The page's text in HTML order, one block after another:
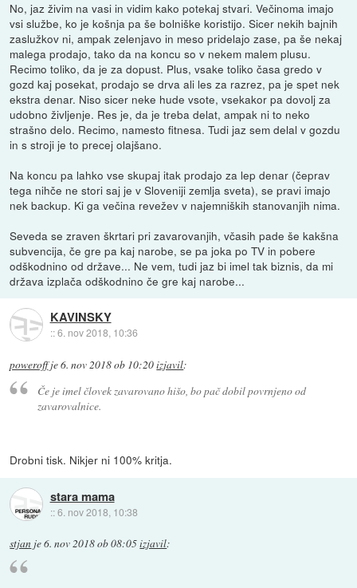
No, jaz živim na vasi in vidim kako potekaj stvari. Večinoma imajo
vsi službe, ko je košnja pa še bolniške koristijo. Sicer nekih bajnih
zaslužkov ni, ampak zelenjavo in meso pridelajo zase, pa še nekaj
malega prodajo, tako da na koncu so v nekem malem plusu.
Recimo toliko, da je za dopust. Plus, vsake toliko časa gredo v
gozd kaj posekat, prodajo se drva ali les za razrez, pa je spet nek
ekstra denar. Niso sicer neke hude vsote, vsekakor pa dovolj za
udobno življenje. Res je, da je treba delat, ampak ni to neko
strašno delo. Recimo, namesto fitnesa. Tudi jaz sem delal v gozdu
in s stroji je to precej olajšano.
Na koncu pa lahko vse skupaj itak prodajo za lep denar (čeprav
tega nihče ne stori saj je v Sloveniji zemlja sveta), se pravi imajo
nek backup. Ki ga večina revežev v najemniških stanovanjih nima.
Seveda se zraven škrtari pri zavarovanjih, včasih pade še kakšna
subvencija, če gre pa kaj narobe, se pa joka po TV in pobere
odškodnino od države... Ne vem, tudi jaz bi imel tak biznis, da mi
država izplača odškodnino če gre kaj narobe...
KAVINSKY
::6. nov 2018, 10:36
poweroffje6. nov 2018 ob 10:20izjavil:
Če je imel človek zavarovano hišo, bo pač dobil povrnjeno od
zavarovalnice.
Drobni tisk. Nikjer ni 100% kritja.
stara mama
::6. nov 2018, 10:38
stjan je6. nov 2018 ob 08:05izjavil: